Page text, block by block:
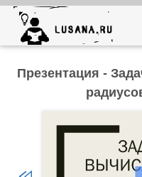
Презентация -